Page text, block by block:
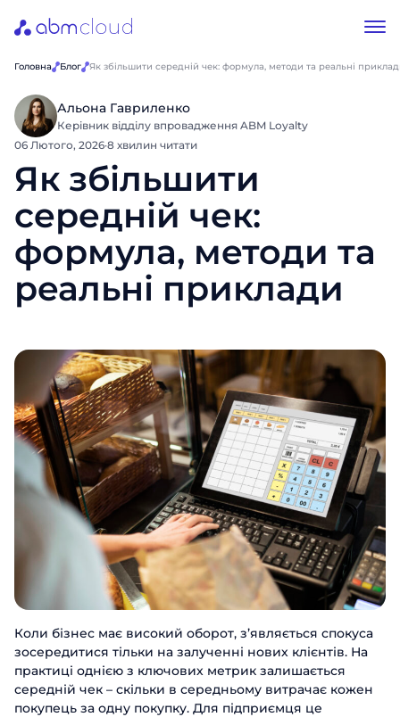
Головна Блог Як збільшити середній чек: формула, методи та реальні
Альона Гавриленко
Керівник відділу впровадження ABM Loyalty
06 Лютого, 2026·8 хвилин читати
Як збільшити
середній чек:
формула, методи та
реальні приклади
Коли бізнес має високий оборот, з’являється спокуса
зосередитися тільки на залученні нових клієнтів. На
практиці однією з ключових метрик залишається
середній чек – скільки в середньому витрачає кожен
покупець за одну покупку. Для підприємця це